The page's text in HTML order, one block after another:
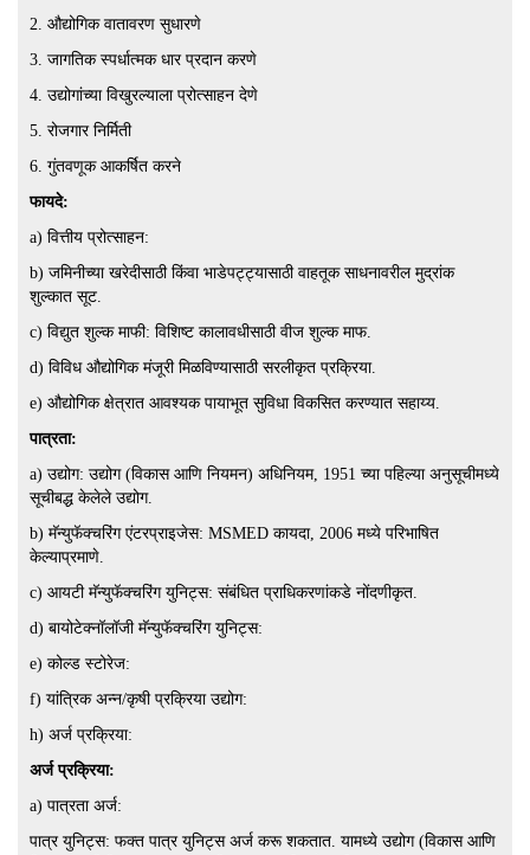
2. औद्योगिक वातावरण सुधारणे
3. जागतिक स्पर्धात्मक धार प्रदान करणे
4. उद्योगांच्या विखुरल्याला प्रोत्साहन देणे
5. रोजगार निर्मिती
6. गुंतवणूक आकर्षित करने
फायदे:
a) वित्तीय प्रोत्साहन:
b) जमिनीच्या खरेदीसाठी किंवा भाडेपट्ट्यासाठी वाहतूक साधनावरील मुद्रांक
शुल्कात सूट.
c) विद्युत शुल्क माफी: विशिष्ट कालावधीसाठी वीज शुल्क माफ.
d) विविध औद्योगिक मंजूरी मिळविण्यासाठी सरलीकृत प्रक्रिया.
e) औद्योगिक क्षेत्रात आवश्यक पायाभूत सुविधा विकसित करण्यात सहाय्य.
पात्रता:
a) उद्योग: उद्योग (विकास आणि नियमन) अधिनियम, 1951 च्या पहिल्या अनुसूचीमध्ये
सूचीबद्ध केलेले उद्योग.
b) मॅन्युफॅक्चरिंग एंटरप्राइजेस: MSMED कायदा, 2006 मध्ये परिभाषित
केल्याप्रमाणे.
c) आयटी मॅन्युफॅक्चरिंग युनिट्स: संबंधित प्राधिकरणांकडे नोंदणीकृत.
d) बायोटेक्नॉलॉजी मॅन्युफॅक्चरिंग युनिट्स:
e) कोल्ड स्टोरेज:
f) यांत्रिक अन्न/कृषी प्रक्रिया उद्योग:
h) अर्ज प्रक्रिया:
अर्ज प्रक्रिया:
a) पात्रता अर्ज:
पात्र युनिट्स: फक्त पात्र युनिट्स अर्ज करू शकतात. यामध्ये उद्योग (विकास आणि